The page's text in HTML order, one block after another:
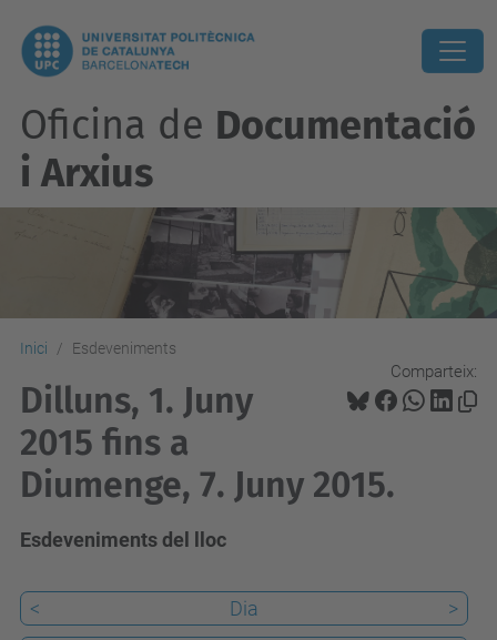
Oficina de Documentació
i Arxius
Inici Esdeveniments
Comparteix:
Dilluns, 1. Juny
2015 fins a
Diumenge, 7. Juny 2015.
Esdeveniments del lloc
< Dia
>